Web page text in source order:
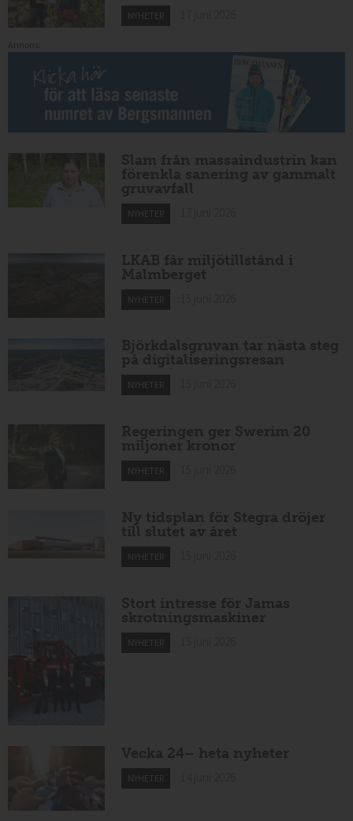
NYHETER
Slam från massaindustrin kan
förenkla sanering av gammalt
gruvavfall
NYHETER
LKAB får miljötillstånd i
Malmberget
NYHETER
Björkdalsgruvan tar nästa steg
på digitaliseringsresan
NYHETER
Regeringen ger Swerim 20
miljoner kronor
NYHETER
Ny tidsplan för Stegra dröjer
till slutet av året
NYHETER
Stort intresse för Jamas
skrotningsmaskiner
NYHETER
Vecka 24– heta nyheter
NYHETER